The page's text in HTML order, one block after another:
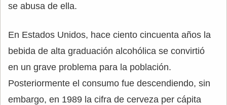
se abusa de ella.
En Estados Unidos, hace ciento cincuenta años la
bebida de alta graduación alcohólica se convirtió
en un grave problema para la población.
Posteriormente el consumo fue descendiendo, sin
embargo, en 1989 la cifra de cerveza per cápita